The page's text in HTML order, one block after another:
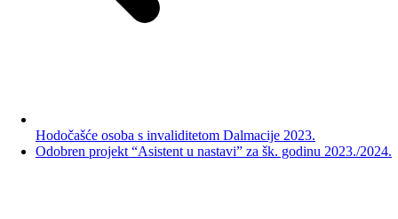
Hodočašće osoba s invaliditetom Dalmacije 2023.
Odobren projekt “Asistent u nastavi” za šk. godinu 2023./2024.